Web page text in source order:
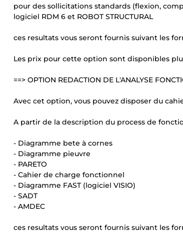
pour des sollicitations standards (flexion,
logiciel RDM 6 et ROBOT STRUCTURAL
ces resultats vous seront fournis suivant les
Les prix pour cette option sont disponibles
==> OPTION REDACTION DE L'ANALYSE
Avec cet option, vous pouvez disposer du
A partir de la description du process de
- Diagramme bete à cornes
- Diagramme pieuvre
- PARETO
- Cahier de charge fonctionnel
- Diagramme FAST (logiciel VISIO)
- SADT
- AMDEC
ces resultats vous seront fournis suivant les